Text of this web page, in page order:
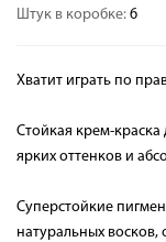
Штук в коробке: 6
Хватит играть по
Стойкая крем-
ярких оттенков и
Суперстойкие
натуральных